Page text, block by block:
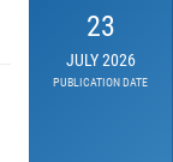
23
JULY 2026
PUBLICATION DATE